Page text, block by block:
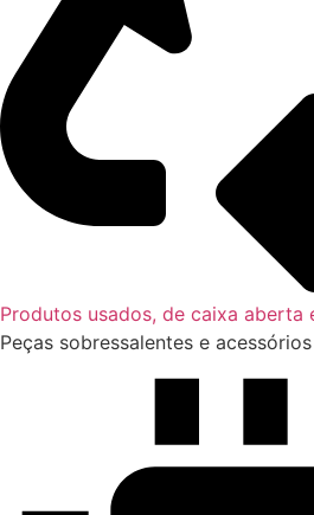
Produtos usados, de caixa aberta
Peças sobressalentes e acessórios